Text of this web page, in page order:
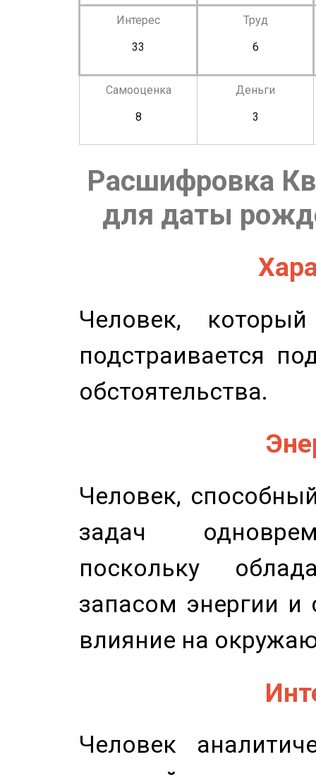
Интерес
33
Труд
6
Самооценка
8
Деньги
3
Расшифровка
для даты
Человек,
подстраивается
обстоятельства.
Человек,
задач
поскольку
запасом энергии и
влияние на
Человек